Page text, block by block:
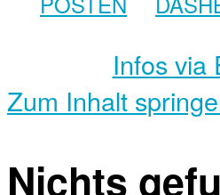
Infos via
Zum Inhalt
Nichts